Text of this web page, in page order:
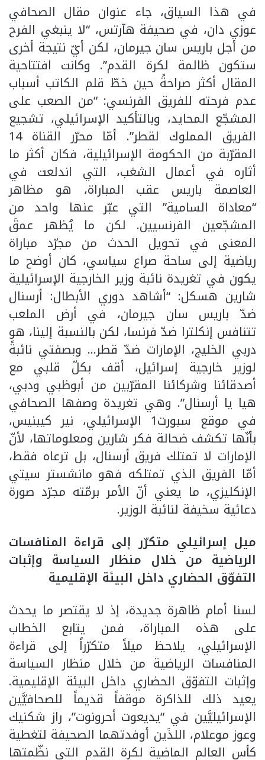
في هذا السياق، جاء عنوان مقال الصحافي
عوزي دان، في صحيفة هآرتس، “لا ينبغي الفرح
من أجل باريس سان جيرمان، لكن أيّ نتيجة أخرى
ستكون ظالمة لكرة القدم”. وكانت افتتاحية
المقال أكثر صراحةً حين خطّ قلم الكاتب أسباب
عدم فرحته للفريق الفرنسي: “من الصعب على
المشجّع المحايد، وبالتأكيد الإسرائيلي، تشجيع
الفريق المملوك لقطر”. أمّا محرّر القناة 14
المقرّبة من الحكومة الإسرائيلية، فكان أكثر ما
أثاره في أعمال الشغب، التي اندلعت في
العاصمة باريس عقب المباراة، هو مظاهر
“معاداة السامية” التي عبّر عنها واحد من
المشجّعين الفرنسيين. لكن ما يُظهر عمقَ
المعنى في تحويل الحدث من مجرّد مباراة
رياضية إلى ساحة صراع سياسي، كان أوضح ما
يكون في تغريدة نائبة وزير الخارجية الإسرائيلية
شارين هسكل: “أشاهد دوري الأبطال: أرسنال
ضدّ باريس سان جيرمان، في أرض الملعب
تتنافس إنكلترا ضدّ فرنسا، لكن بالنسبة إلينا، هو
دربي الخليج، الإمارات ضدّ قطر… وبصفتي نائبةً
لوزير خارجية إسرائيل، أقف بكلّ قلبي مع
أصدقائنا وشركائنا المقرّبين من أبوظبي ودبي،
هيا يا أرسنال”. وهي تغريدة وصفها الصحافي
في موقع سبورت1 الإسرائيلي، نير كيبنيس،
بأنّها تكشف ضحالة فكر شارين ومعلوماتها، لأنّ
الإمارات لا تمتلك فريق أرسنال، بل ترعاه فقط،
أمّا الفريق الذي تمتلكه فهو مانشستر سيتي
الإنكليزي، ما يعني أنّ الأمر برمّته مجرّد صورة
دعائية سخيفة لنائبة الوزير.
ميل إسرائيلي متكرّر إلى قراءة المنافسات
الرياضية من خلال منظار السياسة وإثبات
التفوّق الحضاري داخل البيئة الإقليمية
لسنا أمام ظاهرة جديدة، إذ لا يقتصر ما يحدث
على هذه المباراة، فمن يتابع الخطاب
الإسرائيلي، يلاحظ ميلاً متكرّراً إلى قراءة
المنافسات الرياضية من خلال منظار السياسة
وإثبات التفوّق الحضاري داخل البيئة الإقليمية.
يعيد ذلك للذاكرة موقفاً قديماً للصحافيَّين
الإسرائيليَّين في “يديعوت أحرونوت”، راز شكنيك
وعوز موعلام، اللذَين أوفدتهما الصحيفة لتغطية
كأس العالم الماضية لكرة القدم التي نظّمتها